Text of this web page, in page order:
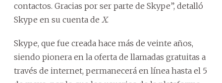
contactos. Gracias por ser parte de Skype”, detalló
Skype en su cuenta de X.
Skype, que fue creada hace más de veinte años,
siendo pionera en la oferta de llamadas gratuitas a
través de internet, permanecerá en línea hasta el 5